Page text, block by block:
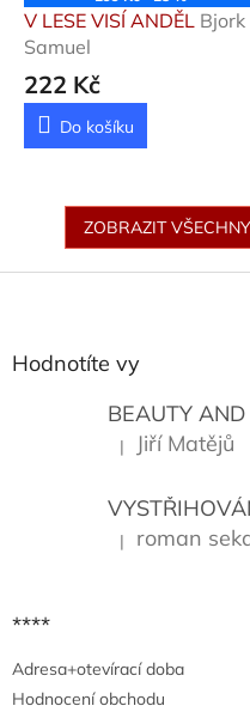
V LESE VISÍ ANDĚL Bjork
Samuel
222 Kč
Do košíku
ZOBRAZIT
Hodnotíte vy
BEAUTY
Hodnocení
| Jiří Matějů
Hodnocení
| roman
****
Adresa+otevírací doba
Hodnocení obchodu